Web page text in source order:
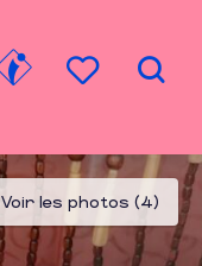
Voir les photos (4)